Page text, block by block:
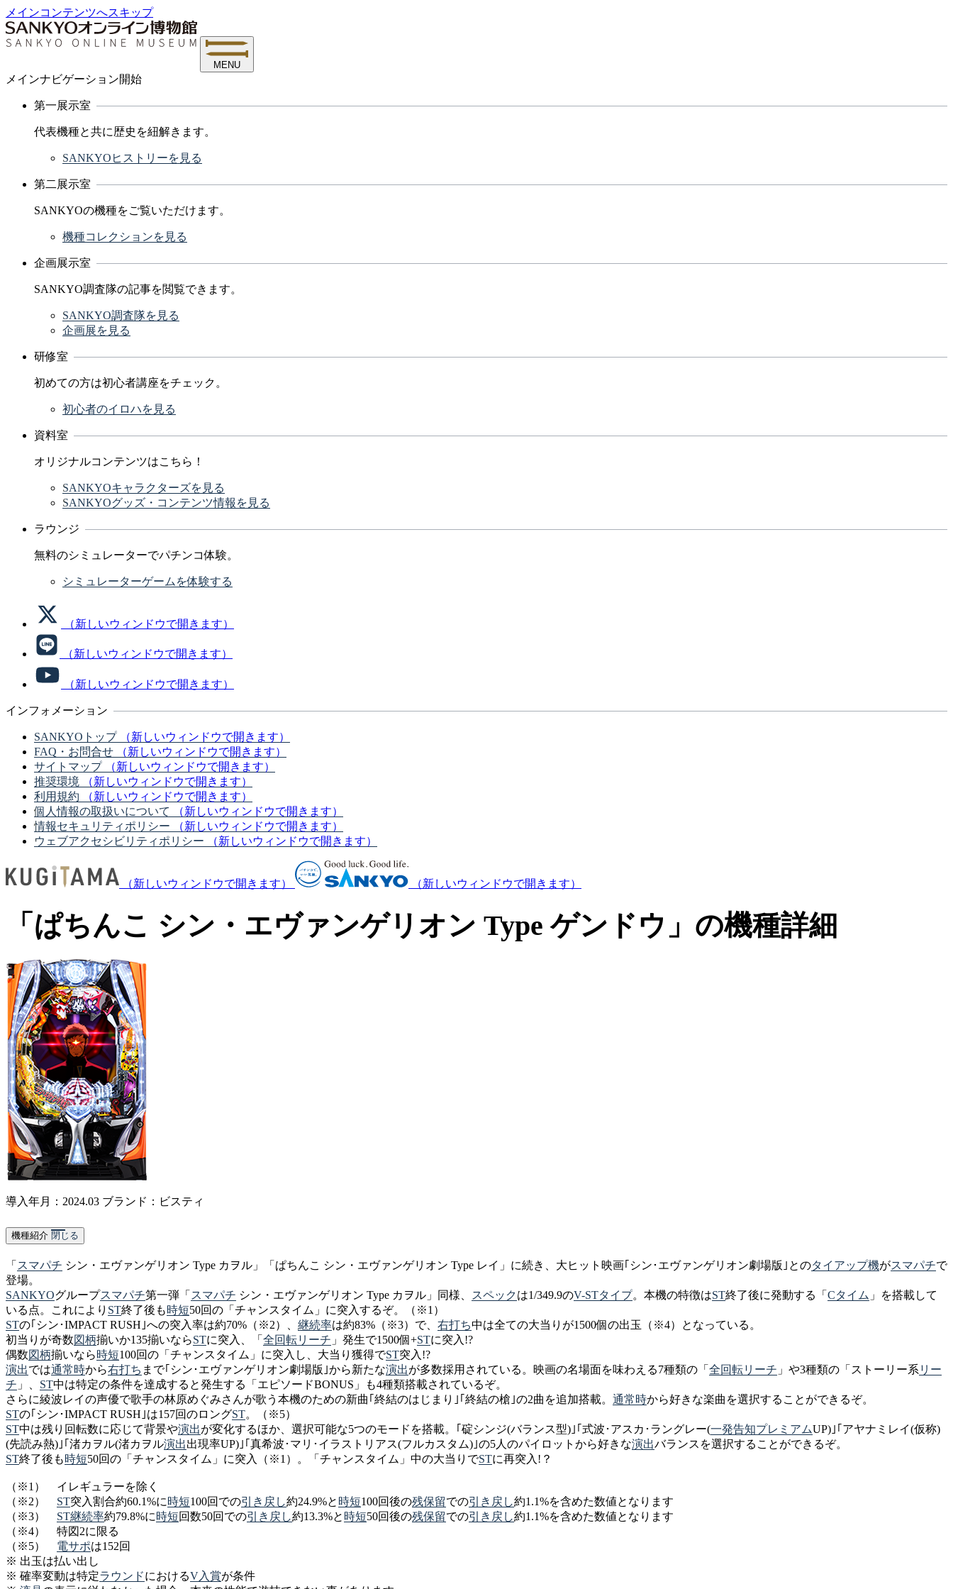
メインコンテンツへスキップ
MENU
メインナビゲーション開始
第一展示室
代表機種と共に歴史を紐解きます。
SANKYOヒストリーを見る
第二展示室
SANKYOの機種をご覧いただけます。
機種コレクションを見る
企画展示室
SANKYO調査隊の記事を閲覧できます。
SANKYO調査隊を見る
企画展を見る
研修室
初めての方は初心者講座をチェック。
初心者のイロハを見る
資料室
オリジナルコンテンツはこちら！
SANKYOキャラクターズを見る
SANKYOグッズ・コンテンツ情報を見る
ラウンジ
無料のシミュレーターでパチンコ体験。
シミュレーターゲームを体験する
（新しいウィンドウで開きます）
（新しいウィンドウで開きます）
（新しいウィンドウで開きます）
インフォメーション
SANKYOトップ
（新しいウィンドウで開きます）
FAQ・お問合せ
（新しいウィンドウで開きます）
サイトマップ
（新しいウィンドウで開きます）
推奨環境
（新しいウィンドウで開きます）
利用規約
（新しいウィンドウで開きます）
個人情報の取扱いについて
（新しいウィンドウで開きます）
情報セキュリティポリシー
（新しいウィンドウで開きます）
ウェブアクセシビリティポリシー
（新しいウィンドウで開きます）
（新しいウィンドウで開きます） （新しいウィンドウで開きます）
「ぱちんこ シン・エヴァンゲリオン Type ゲンドウ」の機種詳細
導入年月：2024.03 ブランド：ビスティ
機種紹介 閉じる
「 スマパチ シン・エヴァンゲリオン Type カヲル」「ぱちんこ シン・エヴァンゲリオン Type レイ」に続き、大ヒット映画｢シン･エヴァンゲリオン劇場版｣とのタイアップ機がスマパチで
登場。
SANKYOグループスマパチ第一弾「 スマパチ シン・エヴァンゲリオン Type カヲル」同様、 スペックは1/349.9のV-STタイプ。本機の特徴はST終了後に発動する「 Cタイム 」を搭載して
いる点。これにより ST終了後も時短50回の「チャンスタイム」に突入するぞ。（※1）
STの｢シン･IMPACT RUSH｣への突入率は約70%（※2）、 継続率は約83%（※3）で、 右打ち中は全ての大当りが1500個の出玉（※4）となっている。
初当りが奇数図柄揃いか135揃いならSTに突入、「 全回転リーチ 」発生で1500個+STに突入!?
偶数図柄揃いなら時短100回の「チャンスタイム」に突入し、大当り獲得でST突入!?
演出では通常時から右打ち まで｢シン･エヴァンゲリオン劇場版｣から新たな演出が多数採用されている。映画の名場面を味わえる7種類の「 全回転リーチ 」や3種類の「ストーリー系 リー
チ 」、 ST中は特定の条件を達成すると発生する「エピソードBONUS」も4種類搭載されているぞ。
さらに綾波レイの声優で歌手の林原めぐみさんが歌う本機のための新曲｢終結のはじまり｣｢終結の槍｣の2曲を追加搭載。 通常時から好きな楽曲を選択することができるぞ。
STの｢シン･IMPACT RUSH｣は157回のロングST。（※5）
ST中は残り回転数に応じて背景や演出が変化するほか、選択可能な5つのモードを搭載。｢碇シンジ(バランス型)｣｢式波･アスカ･ラングレー(一発告知プレミアムUP)｣｢アヤナミレイ(仮称)
(先読み熱)｣｢渚カヲル(渚カヲル演出出現率UP)｣｢真希波･マリ･イラストリアス(フルカスタム)｣の5人のパイロットから好きな演出バランスを選択することができるぞ。
ST終了後も時短50回の「チャンスタイム」に突入（※1）。「チャンスタイム」中の大当りでSTに再突入!？
（※1） イレギュラーを除く
（※2） ST突入割合約60.1%に時短100回での引き戻し約24.9%と 時短100回後の残保留での引き戻し約1.1%を含めた数値となります
（※3） ST継続率約79.8%に時短回数50回での引き戻し約13.3%と 時短50回後の残保留での引き戻し約1.1%を含めた数値となります
（※4） 特図2に限る
（※5） 電サポは152回
※ 出玉は払い出し
※ 確率変動は特定ラウンドにおけるV入賞が条件